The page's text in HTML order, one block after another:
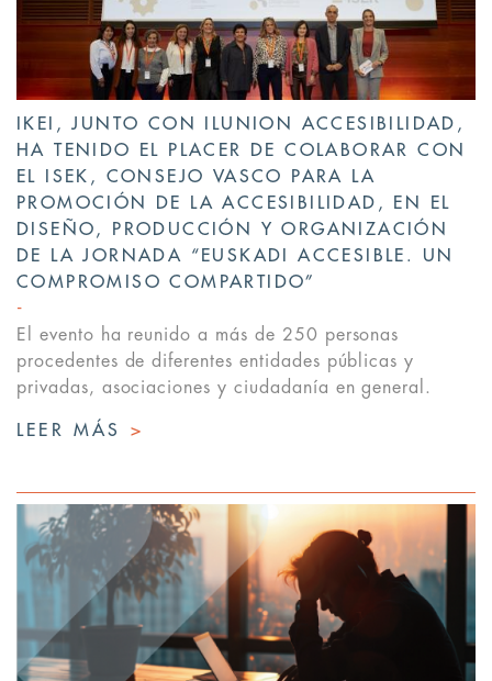
IKEI, JUNTO CON ILUNION ACCESIBILIDAD,
HA TENIDO EL PLACER DE COLABORAR CON
EL ISEK, CONSEJO VASCO PARA LA
PROMOCIÓN DE LA ACCESIBILIDAD, EN EL
DISEÑO, PRODUCCIÓN Y ORGANIZACIÓN
DE LA JORNADA “EUSKADI ACCESIBLE. UN
COMPROMISO COMPARTIDO”
El evento ha reunido a más de 250 personas
procedentes de diferentes entidades públicas y
privadas, asociaciones y ciudadanía en general.
LEER MÁS >